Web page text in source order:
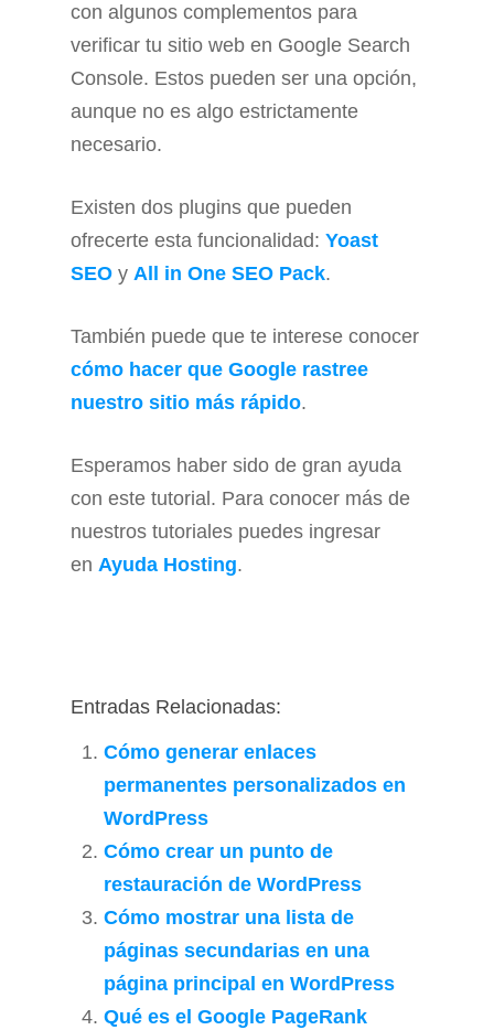
con algunos complementos para
verificar tu sitio web en Google Search
Console. Estos pueden ser una opción,
aunque no es algo estrictamente
necesario.
Existen dos plugins que pueden
ofrecerte esta funcionalidad: Yoast
SEO y All in One SEO Pack.
También puede que te interese conocer
cómo hacer que Google rastree
nuestro sitio más rápido.
Esperamos haber sido de gran ayuda
con este tutorial. Para conocer más de
nuestros tutoriales puedes ingresar
en Ayuda Hosting.
Entradas Relacionadas:
Cómo generar enlaces
permanentes personalizados en
WordPress
Cómo crear un punto de
restauración de WordPress
Cómo mostrar una lista de
páginas secundarias en una
página principal en WordPress
Qué es el Google PageRank